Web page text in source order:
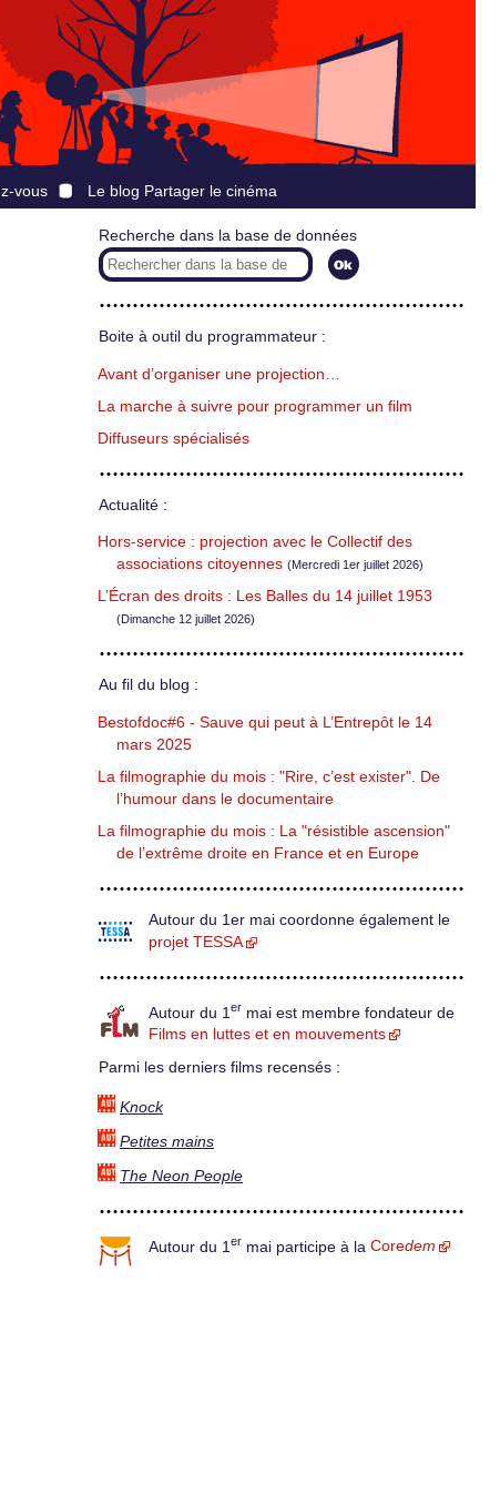
vous Le blog Partager le cinéma
Recherche dans la base de données
Boite à outil du programmateur :
Avant d’organiser une projection…
La marche à suivre pour programmer un film
Diffuseurs spécialisés
Actualité :
Hors-service : projection avec le Collectif des
associations citoyennes (Mercredi 1er juillet 2026)
L’Écran des droits : Les Balles du 14 juillet 1953
(Dimanche 12 juillet 2026)
Au fil du blog :
Bestofdoc#6 - Sauve qui peut à L’Entrepôt le 14
mars 2025
La filmographie du mois : "Rire, c’est exister". De
l’humour dans le documentaire
La filmographie du mois : La "résistible ascension"
de l’extrême droite en France et en Europe
Autour du 1er mai coordonne également le
projet TESSA
Autour du 1 er mai est membre fondateur de
Films en luttes et en mouvements
Parmi les derniers films recensés :
Knock
Petites mains
The Neon People
Autour du 1 er mai participe à la Coredem